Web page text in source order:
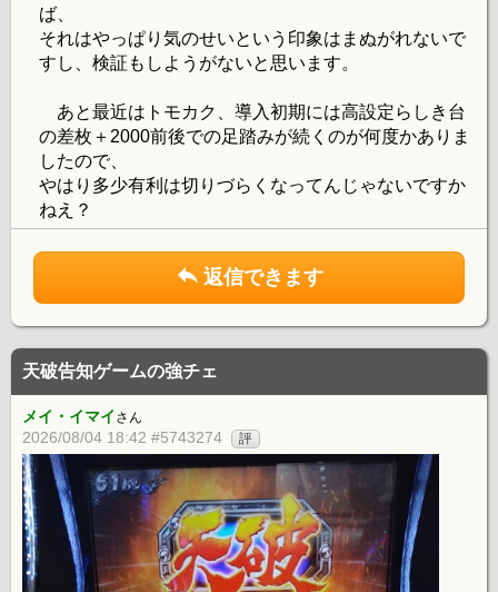
ば、
それはやっぱり気のせいという印象はまぬがれないで
すし、検証もしようがないと思います。
あと最近はトモカク、導入初期には高設定らしき台
の差枚＋2000前後での足踏みが続くのが何度かありま
したので、
やはり多少有利は切りづらくなってんじゃないですか
ねえ？
返信できます
天破告知ゲームの強チェ
メイ・イマイ さん
2026/08/04 18:42 #5743274 評